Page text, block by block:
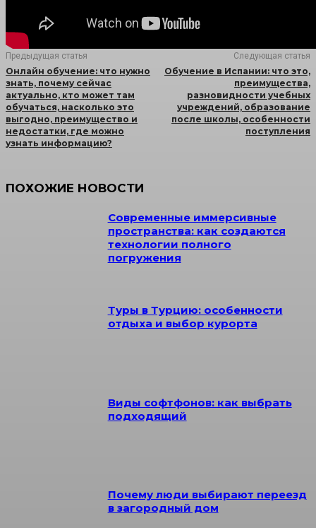
Предыдущая статья
Онлайн обучение: что нужно
знать, почему сейчас
актуально, кто может там
обучаться, насколько это
выгодно, преимущество и
недостатки, где можно
узнать информацию?
Следующая статья
Обучение в Испании: что это,
преимущества,
разновидности учебных
учреждений, образование
после школы, особенности
поступления
ПОХОЖИЕ НОВОСТИ
Современные иммерсивные
пространства: как создаются
технологии полного
погружения
Туры в Турцию: особенности
отдыха и выбор курорта
Виды софтфонов: как выбрать
подходящий
Почему люди выбирают переезд
в загородный дом